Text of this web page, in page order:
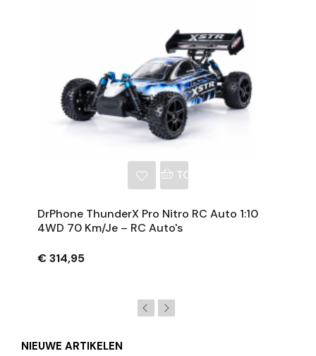
TOEVOEGEN AAN
DrPhone ThunderX Pro Nitro RC Auto 1:10
4WD 70 Km/je – RC Auto's
€ 314,95
NIEUWE ARTIKELEN